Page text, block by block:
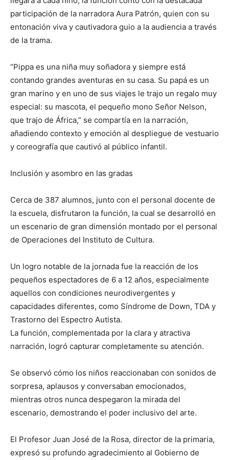
participación de la narradora Aura Patrón, quien con su
entonación viva y cautivadora guio a la audiencia a través
de la trama.
“Pippa es una niña muy soñadora y siempre está
contando grandes aventuras en su casa. Su papá es un
gran marino y en uno de sus viajes le trajo un regalo muy
especial: su mascota, el pequeño mono Señor Nelson,
que trajo de África,” se compartía en la narración,
añadiendo contexto y emoción al despliegue de vestuario
y coreografía que cautivó al público infantil.
Inclusión y asombro en las gradas
Cerca de 387 alumnos, junto con el personal docente de
la escuela, disfrutaron la función, la cual se desarrolló en
un escenario de gran dimensión montado por el personal
de Operaciones del Instituto de Cultura.
Un logro notable de la jornada fue la reacción de los
pequeños espectadores de 6 a 12 años, especialmente
aquellos con condiciones neurodivergentes y
capacidades diferentes, como Síndrome de Down, TDA y
Trastorno del Espectro Autista.
La función, complementada por la clara y atractiva
narración, logró capturar completamente su atención.
Se observó cómo los niños reaccionaban con sonidos de
sorpresa, aplausos y conversaban emocionados,
mientras otros nunca despegaron la mirada del
escenario, demostrando el poder inclusivo del arte.
El Profesor Juan José de la Rosa, director de la primaria,
expresó su profundo agradecimiento al Gobierno de